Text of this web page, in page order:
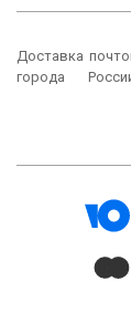
Доставка
города
Ростов-на-
Ульяновск,
Челны, Пенза,
Балашиха,
Архангельск,